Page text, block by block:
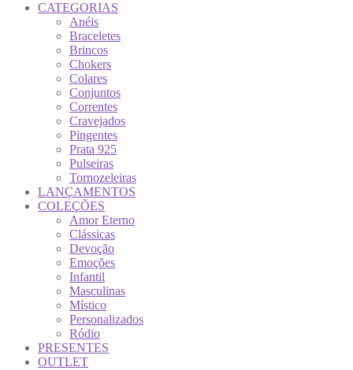
CATEGORIAS
Anéis
Braceletes
Brincos
Chokers
Colares
Conjuntos
Correntes
Cravejados
Pingentes
Prata 925
Pulseiras
Tornozeleiras
LANÇAMENTOS
COLEÇÕES
Amor Eterno
Clássicas
Devoção
Emoções
Infantil
Masculinas
Místico
Personalizados
Ródio
PRESENTES
OUTLET